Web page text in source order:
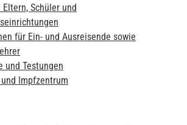
Eltern, Schüler und
für Ein- und Ausreisende sowie
und Testungen
und Impfzentrum